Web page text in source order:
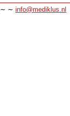
∼ ∼ info@mediklus.nl